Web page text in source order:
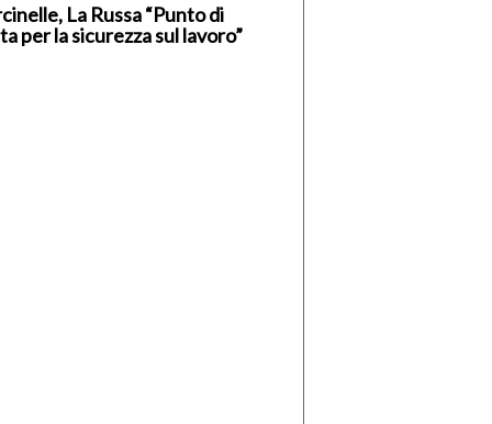
La Russa “Punto di
per la sicurezza sul lavoro”